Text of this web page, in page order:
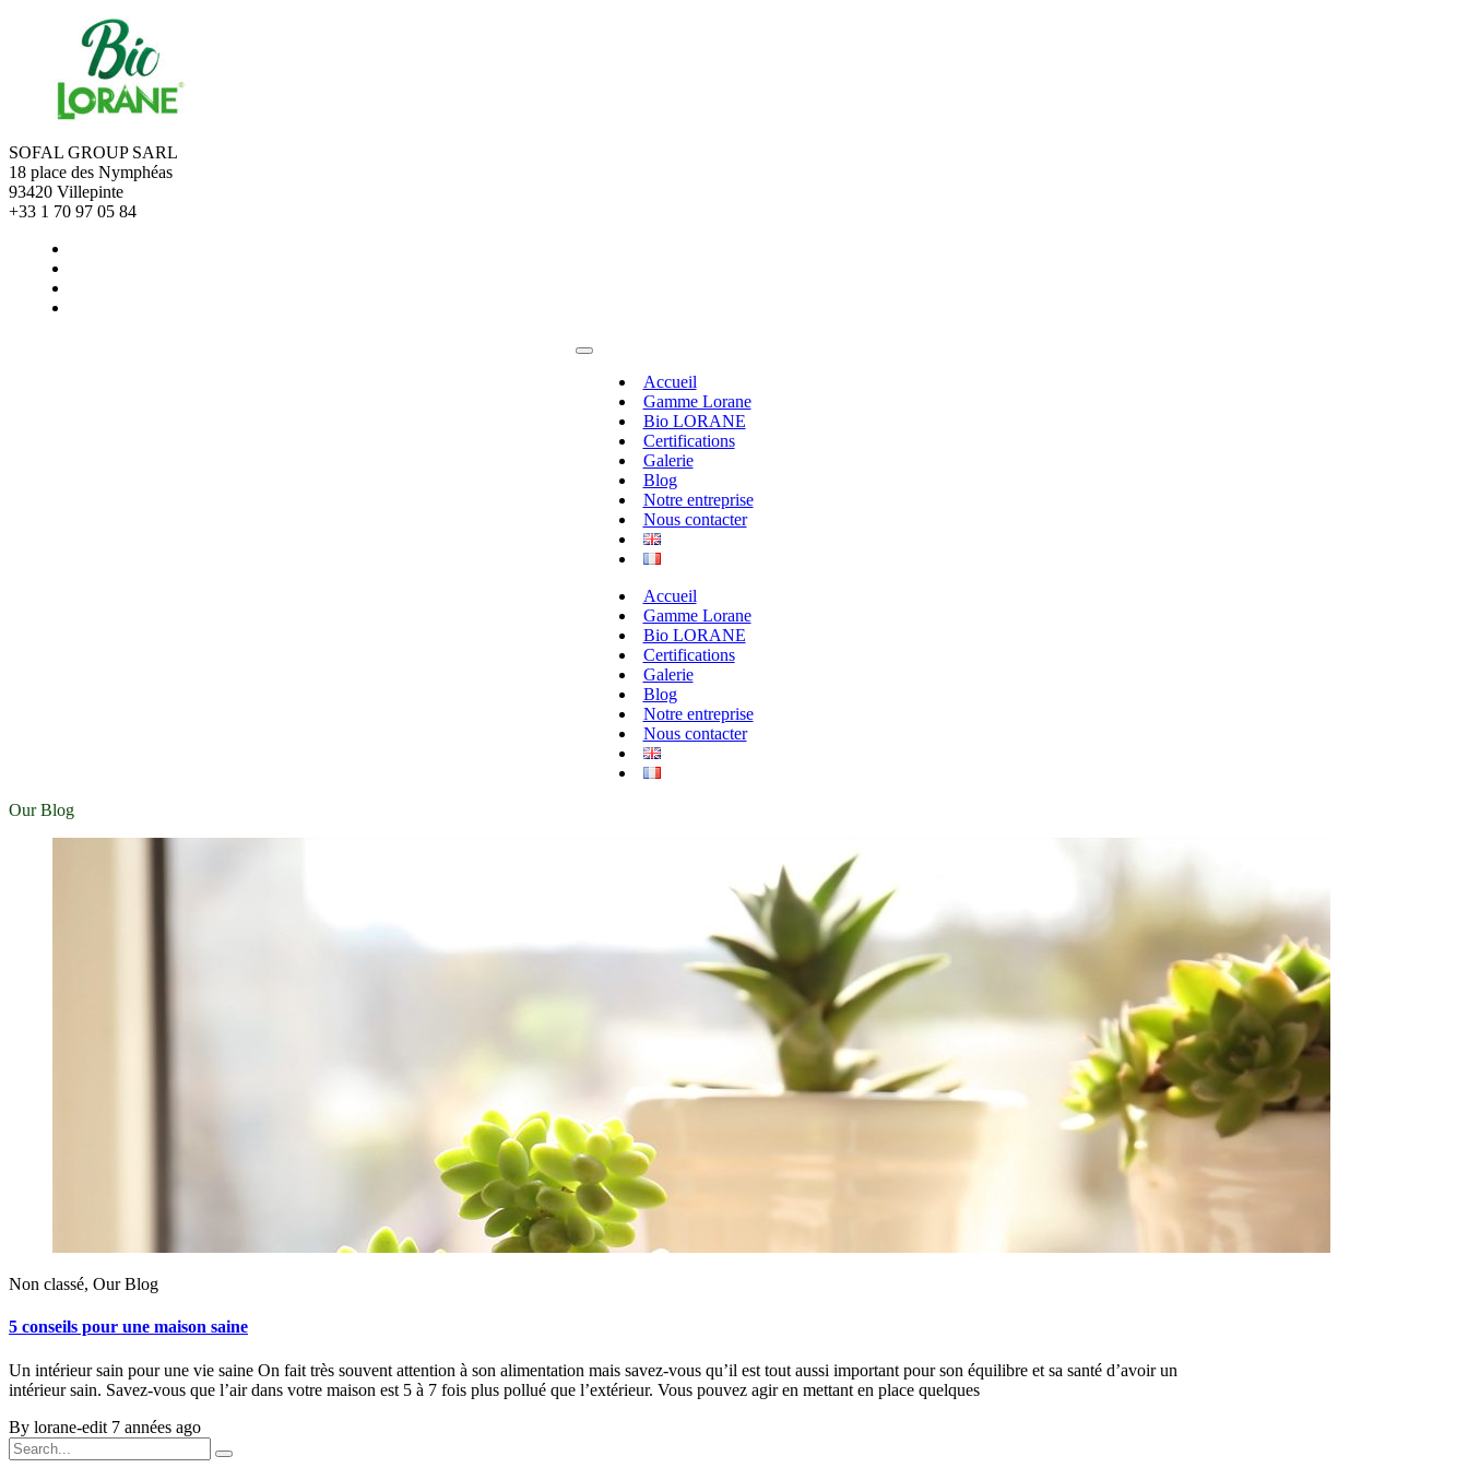
SOFAL GROUP SARL
18 place des Nymphéas
93420 Villepinte
+33 1 70 97 05 84
Accueil
Gamme Lorane
Bio LORANE
Certifications
Galerie
Blog
Notre entreprise
Nous contacter
Accueil
Gamme Lorane
Bio LORANE
Certifications
Galerie
Blog
Notre entreprise
Nous contacter
Our Blog
Non classé, Our Blog
5 conseils pour une maison saine
Un intérieur sain pour une vie saine On fait très souvent attention à son alimentation mais savez-vous qu’il est tout aussi important pour son équilibre et sa santé d’avoir un
intérieur sain. Savez-vous que l’air dans votre maison est 5 à 7 fois plus pollué que l’extérieur. Vous pouvez agir en mettant en place quelques
By lorane-edit 7 années ago